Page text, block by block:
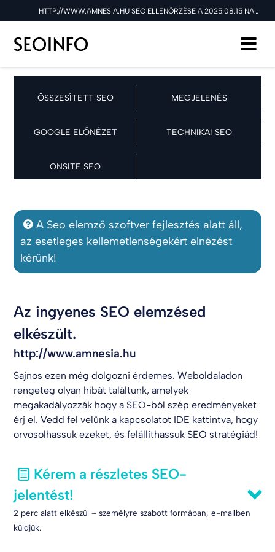
HTTP://WWW.AMNESIA.HU SEO ELLENŐRZÉSE A 2025.08.15 NAPON
ÖSSZESÍTETT SEO MEGJELENÉS
GOOGLE ELŐNÉZET TECHNIKAI SEO
ONSITE SEO
A Seo elemző szoftver fejlesztés alatt áll,
az esetleges kellemetlenségekért elnézést
kérünk!
Az ingyenes SEO elemzésed
elkészült.
http://www.amnesia.hu
Sajnos ezen még dolgozni érdemes. Weboldaladon
rengeteg olyan hibát találtunk, amelyek
megakadályozzák hogy a SEO-ból szép eredményeket
érj el. Vedd fel velünk a kapcsolatot IDE kattintva, hogy
orvosolhassuk ezeket, és felállíthassuk SEO stratégiád!
Kérem a részletes SEO-
jelentést!
2 perc alatt elkészül – személyre szabott formában, e-mailben
küldjük.